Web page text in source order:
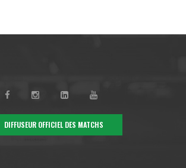
DIFFUSEUR OFFICIEL DES MATCHS